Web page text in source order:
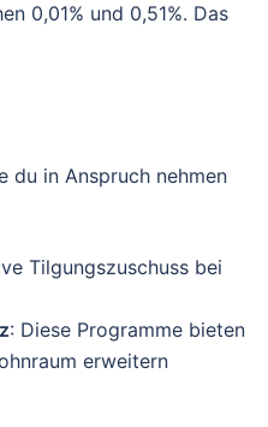
0,01% und 0,51%. Das
du in Anspruch nehmen
Tilgungszuschuss bei
: Diese Programme bieten
erweitern